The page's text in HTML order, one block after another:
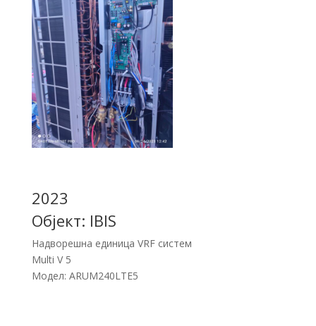
2023
Објект: IBIS
Надворешна единица VRF систем
Multi V 5
Модел: ARUM240LTE5